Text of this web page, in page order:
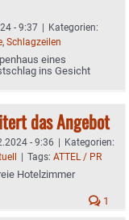
- 9:37 | Kategorien:
, Schlagzeilen
eines
ins Gesicht
das Angebot
- 9:36 | Kategorien:
| Tags: ATTEL / PR
Hotelzimmer
1